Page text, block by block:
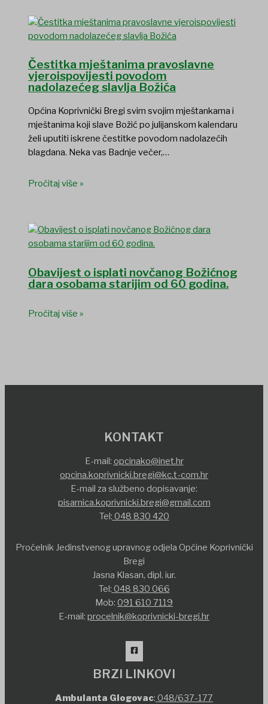
Čestitka mještanima pravoslavne
vjeroispovijesti povodom
nadolazećeg slavlja Božića
Općina Koprivnički Bregi svim svojim mještankama i
mještanima koji slave Božić po julijanskom kalendaru
želi uputiti iskrene čestitke povodom nadolazećih
blagdana. Neka vas Badnje večer,…
Pročitaj više »
Obavijest o isplati novčanog Božićnog
dara osobama starijim od 60 godina.
Pročitaj više »
KONTAKT
E-mail: opcinako@inet.hr
opcina.koprivnicki.bregi@kc.t-com.hr
E-mail za službeno dopisavanje:
pisarnica.koprivnicki.bregi@gmail.com
Tel: 048 830 420
Pročelnik Jedinstvenog upravnog odjela Općine Koprivnički
Bregi
Jasna Klasan, dipl. iur.
Tel: 048 830 066
Mob: 091 610 7119
E-mail: procelnik@koprivnicki-bregi.hr
BRZI LINKOVI
Ambulanta Glogovac: 048/637-177